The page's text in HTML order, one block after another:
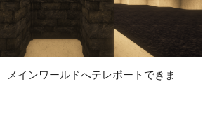
メインワールドへテレポートできま